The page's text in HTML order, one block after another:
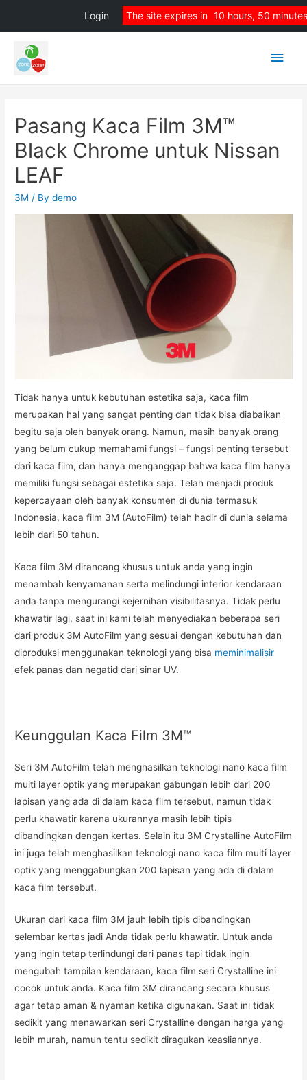
The site expires in 10 hours, 50 minutes
Login
Main
Pasang Kaca Film 3M™
Black Chrome untuk Nissan
LEAF
3M / Bydemo
Tidak hanya untuk kebutuhan estetika saja, kaca film
merupakan hal yang sangat penting dan tidak bisa diabaikan
begitu saja oleh banyak orang. Namun, masih banyak orang
yang belum cukup memahami fungsi – fungsi penting tersebut
dari kaca film, dan hanya menganggap bahwa kaca film hanya
memiliki fungsi sebagai estetika saja. Telah menjadi produk
kepercayaan oleh banyak konsumen di dunia termasuk
Indonesia, kaca film 3M (AutoFilm) telah hadir di dunia selama
lebih dari 50 tahun.
Kaca film 3M dirancang khusus untuk anda yang ingin
menambah kenyamanan serta melindungi interior kendaraan
anda tanpa mengurangi kejernihan visibilitasnya. Tidak perlu
khawatir lagi, saat ini kami telah menyediakan beberapa seri
dari produk 3M AutoFilm yang sesuai dengan kebutuhan dan
diproduksi menggunakan teknologi yang bisa meminimalisir
efek panas dan negatid dari sinar UV.
Keunggulan Kaca Film 3M™
Seri 3M AutoFilm telah menghasilkan teknologi nano kaca film
multi layer optik yang merupakan gabungan lebih dari 200
lapisan yang ada di dalam kaca film tersebut, namun tidak
perlu khawatir karena ukurannya masih lebih tipis
dibandingkan dengan kertas. Selain itu 3M Crystalline AutoFilm
ini juga telah menghasilkan teknologi nano kaca film multi layer
optik yang menggabungkan 200 lapisan yang ada di dalam
kaca film tersebut.
Ukuran dari kaca film 3M jauh lebih tipis dibandingkan
selembar kertas jadi Anda tidak perlu khawatir. Untuk anda
yang ingin tetap terlindungi dari panas tapi tidak ingin
mengubah tampilan kendaraan, kaca film seri Crystalline ini
cocok untuk anda. Kaca film 3M dirancang secara khusus
agar tetap aman & nyaman ketika digunakan. Saat ini tidak
sedikit yang menawarkan seri Crystalline dengan harga yang
lebih murah, namun tentu sedikit diragukan keasliannya.